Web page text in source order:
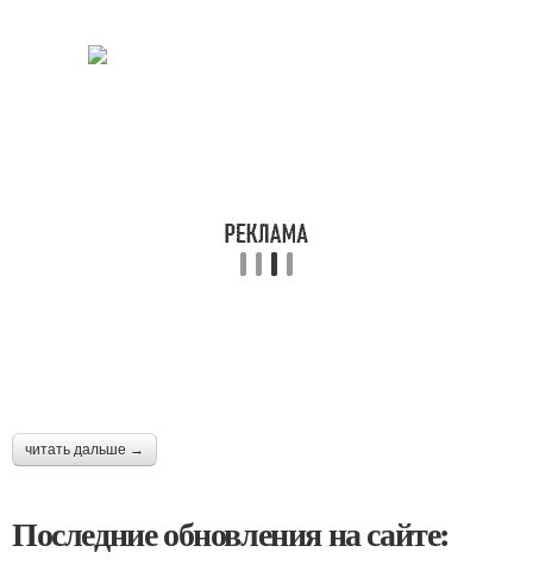
читать дальше →
Последние обновления на сайте: